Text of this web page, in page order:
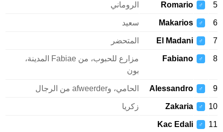
♂
Romario الروماني
♂
Makarios سعيد
♂
El Madani المتحضر
♂
Fabiano
مزارع للحبوب، من Fabiae المدينة،
♂
Alessandro الحامي، وafweerder من الرجال
♂
Zakaria زكريا
♂
Kac Edali